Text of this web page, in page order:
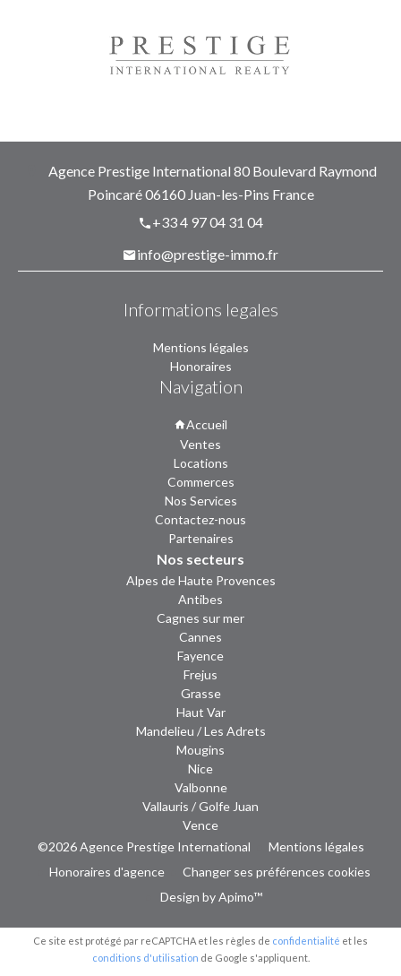
Agence Prestige International 80 Boulevard Raymond
Poincaré06160Juan-les-Pins France
+33 4 97 04 31 04
info@prestige-immo.fr
Informations legales
Mentions légales
Honoraires
Navigation
Accueil
Ventes
Locations
Commerces
Nos Services
Contactez-nous
Partenaires
Nos secteurs
Alpes de Haute Provences
Antibes
Cagnes sur mer
Cannes
Fayence
Frejus
Grasse
Haut Var
Mandelieu / Les Adrets
Mougins
Nice
Valbonne
Vallauris / Golfe Juan
Vence
©2026 Agence Prestige International
Mentions légales
Honoraires d'agence
Changer ses préférences cookies
Design byApimo™
Ce site est protégé par reCAPTCHA et les règles de confidentialité et les
conditions d'utilisation de Google s'appliquent.